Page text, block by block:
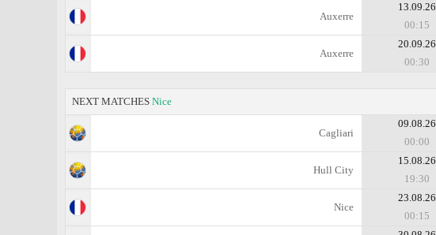
Auxerre
13.09.26
00:15
Auxerre
20.09.26
00:30
NEXT MATCHES Nice
Cagliari
09.08.26
00:00
Hull City
15.08.26
19:30
Nice
23.08.26
00:15